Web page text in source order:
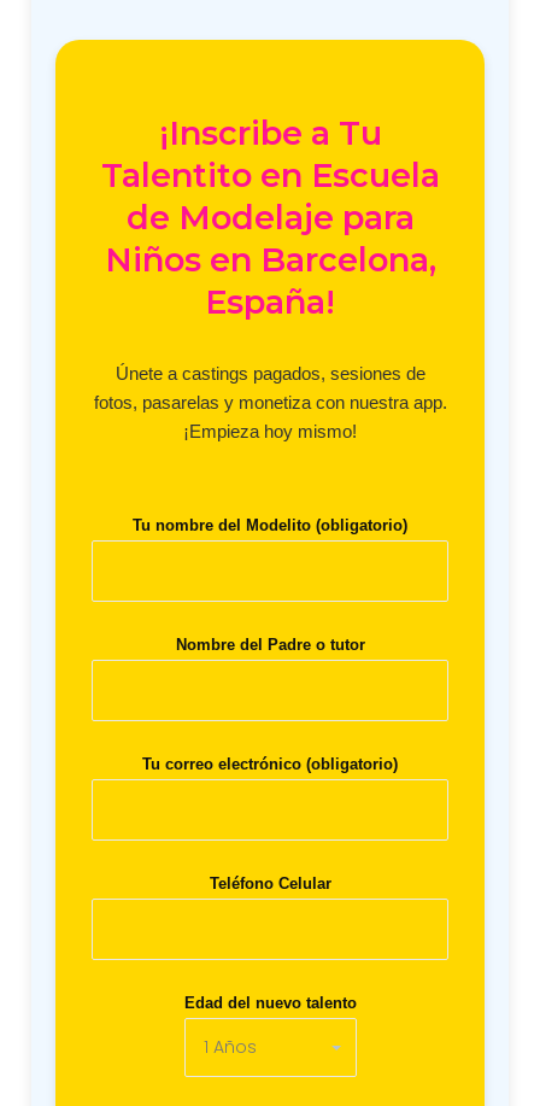
¡Inscribe a Tu
Talentito en Escuela
de Modelaje para
Niños en Barcelona,
España!
Únete a castings pagados, sesiones de
fotos, pasarelas y monetiza con nuestra app.
¡Empieza hoy mismo!
Tu nombre del Modelito (obligatorio)
Nombre del Padre o tutor
Tu correo electrónico (obligatorio)
Teléfono Celular
Edad del nuevo talento